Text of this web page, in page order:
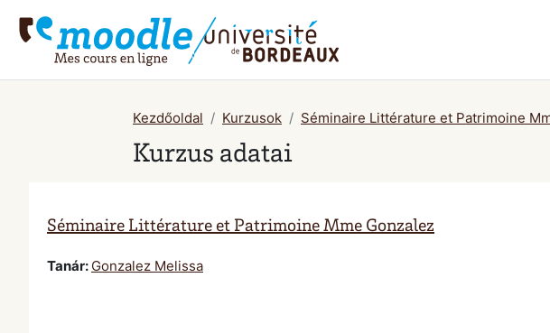
Kezdőoldal Kurzusok Séminaire Littérature et Patrimoine
Kurzus adatai
Séminaire Littérature et Patrimoine Mme Gonzalez
Tanár: Gonzalez Melissa